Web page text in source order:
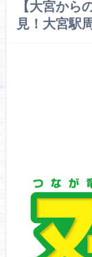
【大宮から
見！大宮駅